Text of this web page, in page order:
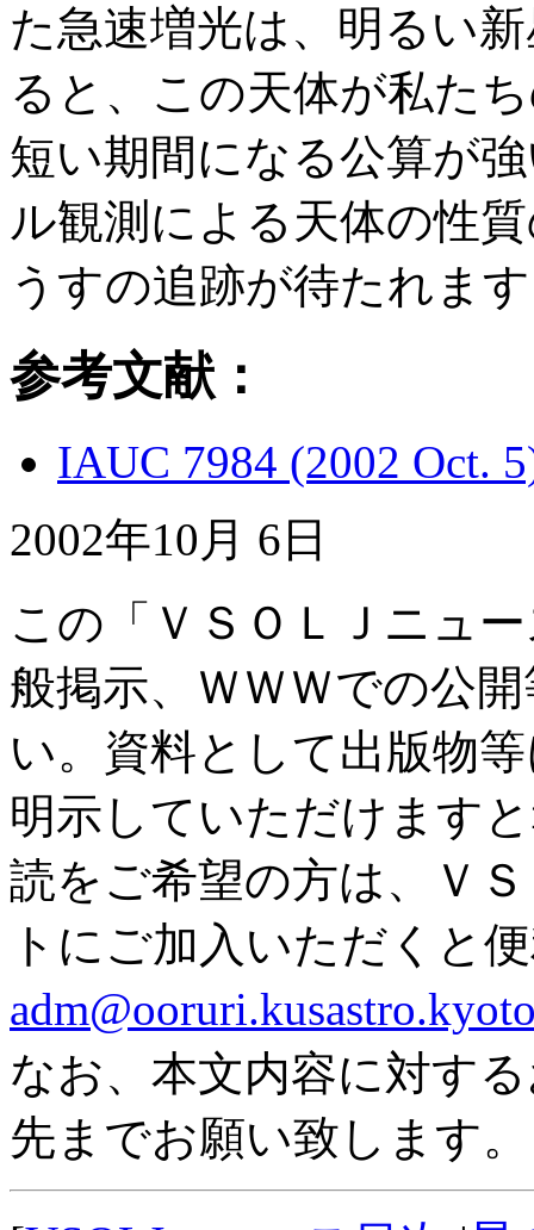
た急速増光は、明るい
ると、この天体が私た
短い期間になる公算が
ル観測による天体の性
うすの追跡が待たれま
参考文献：
IAUC 7984 (2002 Oct.
2002年10月 6日
この「ＶＳＯＬＪニュ
般掲示、ＷＷＷでの公
い。資料として出版物
明示していただけます
読をご希望の方は、Ｖ
トにご加入いただくと
なお、本文内容に対す
先までお願い致します。